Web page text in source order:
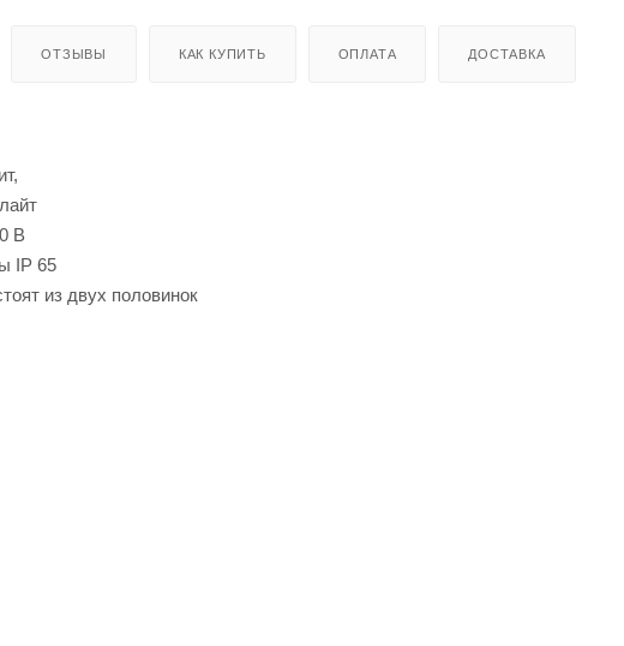
ОТЗЫВЫ КАК КУПИТЬ ОПЛАТА ДОСТАВКА
В
IP 65
из двух половинок